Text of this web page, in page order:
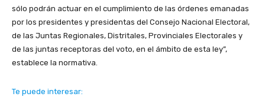
sólo podrán actuar en el cumplimiento de las órdenes emanadas
por los presidentes y presidentas del Consejo Nacional Electoral,
de las Juntas Regionales, Distritales, Provinciales Electorales y
de las juntas receptoras del voto, en el ámbito de esta ley”,
establece la normativa.
Te puede interesar: